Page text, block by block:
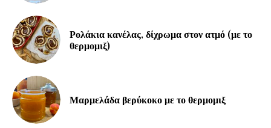
Ρολάκια κανέλας, δίχρωμα στον ατμό (με το
θερμομιξ)
Μαρμελάδα βερύκοκο με το θερμομιξ